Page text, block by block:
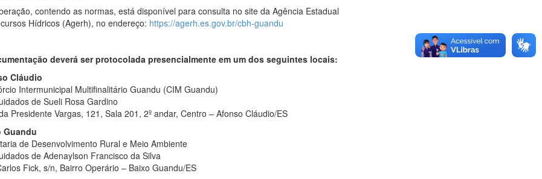
contendo as normas, está disponível para consulta no site da Agência Estadual
Hídricos (Agerh), no endereço: https://agerh.es.gov.br/cbh-guandu
deverá ser protocolada presencialmente em um dos seguintes locais:
Cláudio
Intermunicipal Multifinalitário Guandu (CIM Guandu)
de Sueli Rosa Gardino
Presidente Vargas, 121, Sala 201, 2º andar, Centro – Afonso Cláudio/ES
Guandu
de Desenvolvimento Rural e Meio Ambiente
de Adenaylson Francisco da Silva
Fick, s/n, Bairro Operário – Baixo Guandu/ES